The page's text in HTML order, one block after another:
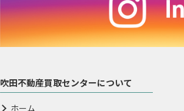
吹田不動産買取センターについて
ホーム